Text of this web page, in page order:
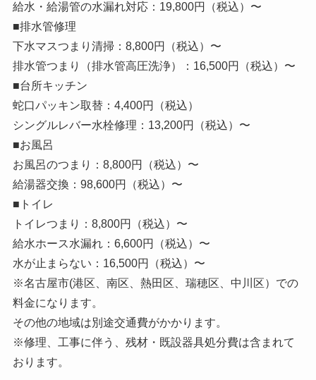
給水・給湯管の水漏れ対応：19,800円（税込）〜
■排水管修理
下水マスつまり清掃：8,800円（税込）〜
排水管つまり（排水管高圧洗浄）：16,500円（税込）〜
■台所キッチン
蛇口パッキン取替：4,400円（税込）
シングルレバー水栓修理：13,200円（税込）〜
■お風呂
お風呂のつまり：8,800円（税込）〜
給湯器交換：98,600円（税込）〜
■トイレ
トイレつまり：8,800円（税込）〜
給水ホース水漏れ：6,600円（税込）〜
水が止まらない：16,500円（税込）〜
※名古屋市(港区、南区、熱田区、瑞穂区、中川区）での
料金になります。
その他の地域は別途交通費がかかります。
※修理、工事に伴う、残材・既設器具処分費は含まれて
おります。